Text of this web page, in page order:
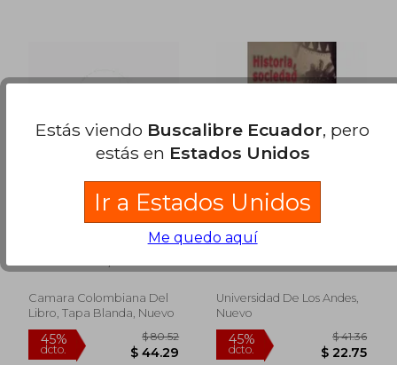
45% $ 88.02 45% $
Teoría del Jazz
Camara Colombiana Del
Libro, Tapa Blanda, Nuevo
Historia Sociedad y
Cultura Ensayos y
(Obras Completas)
Universidad De Los Andes,
Nuevo
Estás viendo Buscalibre Ecuador, pero
estás en Estados Unidos
Ir a Estados Unidos
Me quedo aquí